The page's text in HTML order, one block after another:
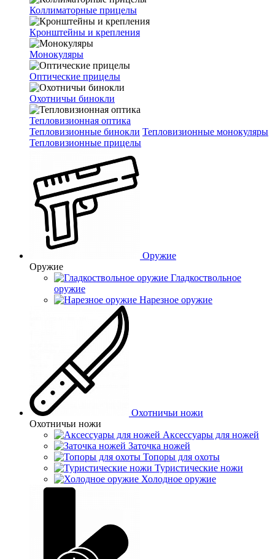
Коллиматорные прицелы
Кронштейны и крепления
Монокуляры
Оптические прицелы
Охотничьи бинокли
Тепловизионная оптика
Тепловизионные бинокли Тепловизионные монокуляры
Тепловизионные прицелы
Оружие
Оружие
Гладкоствольное
оружие
Нарезное оружие
Охотничьи ножи
Охотничьи ножи
Аксессуары для ножей
Заточка ножей
Топоры для охоты
Туристические ножи
Холодное оружие